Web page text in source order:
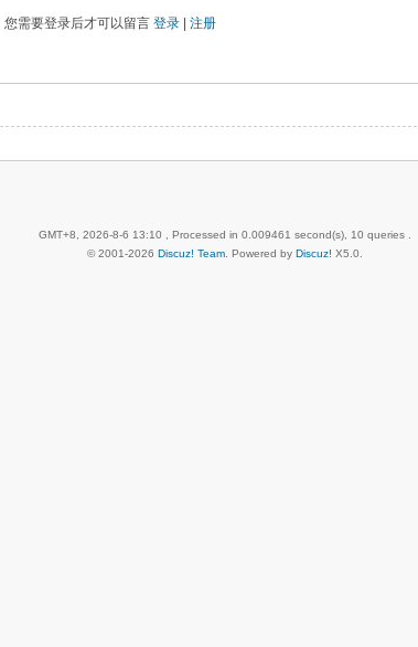
您需要登录后才可以留言登录 |注册
GMT+8, 2026-8-6 13:10 , Processed in 0.009461 second(s), 10 queries .
© 2001-2026 Discuz! Team . Powered by Discuz! X5.0